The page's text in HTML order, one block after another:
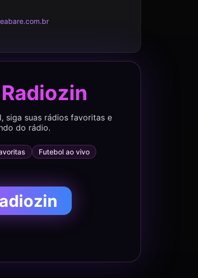
Radiozin
siga suas rádios favoritas e
do rádio.
Futebol ao vivo